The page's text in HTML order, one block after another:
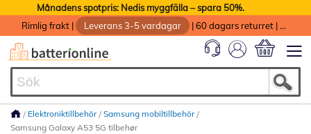
Månadens spotpris: Nedis myggfälla – spara 50%.
Rimlig frakt | Leverans 3-5 vardagar |60 dagars returret |
Elektroniktillbehör Samsung mobiltillbehör
Samsung Galaxy A53 5G tilbehør